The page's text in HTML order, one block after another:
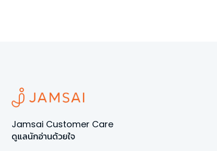
Jamsai Customer Care
ดูแลนักอ่านด้วยใจ